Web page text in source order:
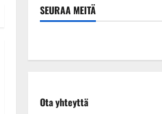
SEURAA MEITÄ
Ota yhteyttä